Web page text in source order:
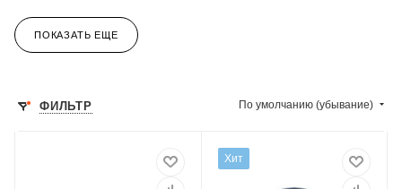
ПОКАЗАТЬ ЕЩЕ
ФИЛЬТР По умолчанию (убывание)
Хит